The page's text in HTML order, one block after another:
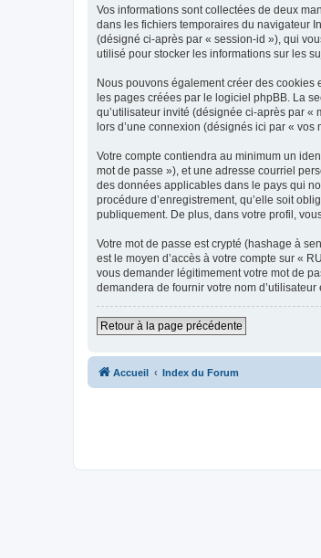
Vos informations sont collectées de deux
dans les fichiers temporaires du navigateur
(désigné ci-après par « session-id »), qui
utilisé pour stocker les informations sur les
Nous pouvons également créer des cookies
les pages créées par le logiciel phpBB. La
qu’utilisateur invité (désignée ci-après par «
lors d’une connexion (désignés ici par « vos
Votre compte contiendra au minimum un
mot de passe »), et une adresse courriel
des données applicables dans le pays qui
procédure d’enregistrement, qu’elle soit
publiquement. De plus, dans votre profil,
Votre mot de passe est crypté (hashage à
est le moyen d’accès à votre compte sur «
vous demander légitimement votre mot de
demandera de fournir votre nom
Retour à la page précédente
Accueil Index du Forum